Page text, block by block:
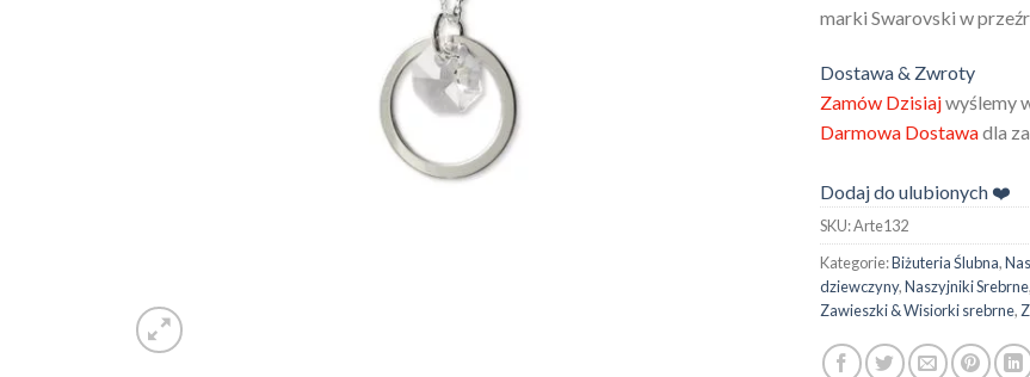
marki Swarovski w
Dostawa & Zwroty
Zamów Dzisiajwyślemy
Darmowa Dostawadla
Dodaj do ulubionych ❤️
SKU:Arte132
Kategorie:Biżuteria Ślubna,
dziewczyny,Naszyjniki Srebrne,
Zawieszki & Wisiorki srebrne,